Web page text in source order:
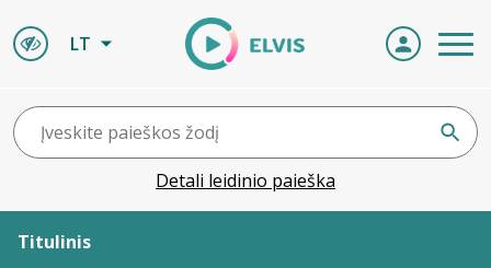
LT
Detali leidinio paieška
Titulinis